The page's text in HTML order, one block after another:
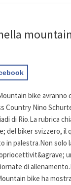
bike
Country Nino
di Rio.La rubrica
del biker svizzero,
in palestra.Non
di
bike ha